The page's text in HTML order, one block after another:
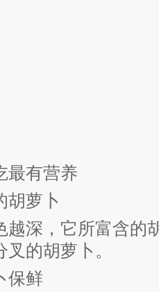
有营养
萝卜
深，它所富含的
的胡萝卜。
鲜